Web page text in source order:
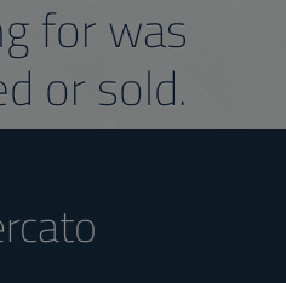
for was
or sold.